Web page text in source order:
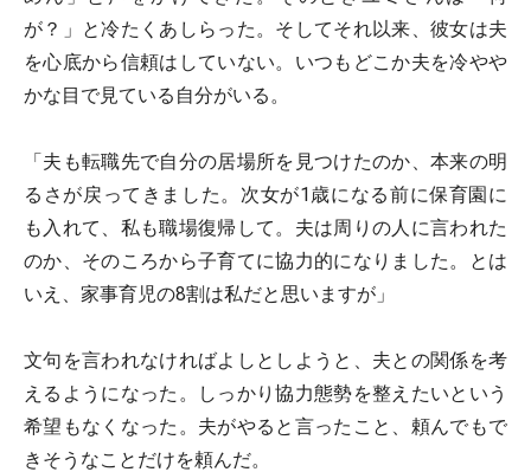
が？」と冷たくあしらった。そしてそれ以来、彼女は夫
を心底から信頼はしていない。いつもどこか夫を冷やや
かな目で見ている自分がいる。
「夫も転職先で自分の居場所を見つけたのか、本来の明
るさが戻ってきました。次女が1歳になる前に保育園に
も入れて、私も職場復帰して。夫は周りの人に言われた
のか、そのころから子育てに協力的になりました。とは
いえ、家事育児の8割は私だと思いますが」
文句を言われなければよしとしようと、夫との関係を考
えるようになった。しっかり協力態勢を整えたいという
希望もなくなった。夫がやると言ったこと、頼んでもで
きそうなことだけを頼んだ。